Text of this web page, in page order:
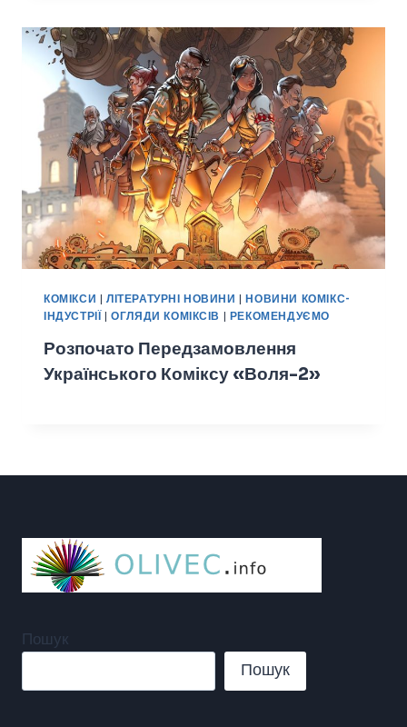
КОМІКСИ | ЛІТЕРАТУРНІ НОВИНИ |НОВИНИ КОМІКС-
ІНДУСТРІЇ |ОГЛЯДИ КОМІКСІВ | РЕКОМЕНДУЄМО
Розпочато Передзамовлення
Українського Коміксу «Воля-2»
Пошук
Пошук